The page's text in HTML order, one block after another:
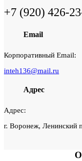
+7 (920) 426-
Email
Корпоративный Email:
inteh136@mail.ru
Адрес
Адрес:
г. Воронеж, Ленинский